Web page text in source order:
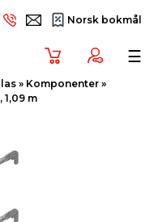
Norsk bokmål
☰
» Komponenter »
m